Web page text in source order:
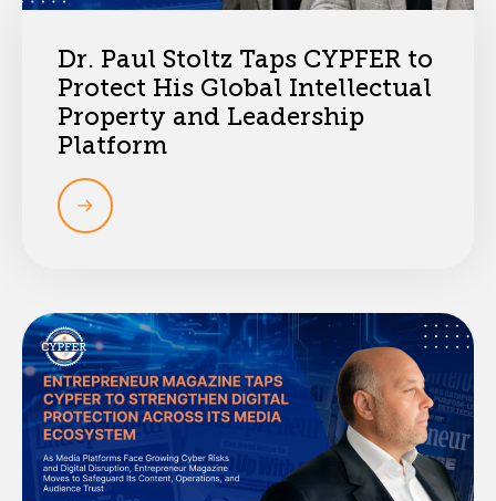
Dr. Paul Stoltz Taps CYPFER to
Protect His Global Intellectual
Property and Leadership
Platform